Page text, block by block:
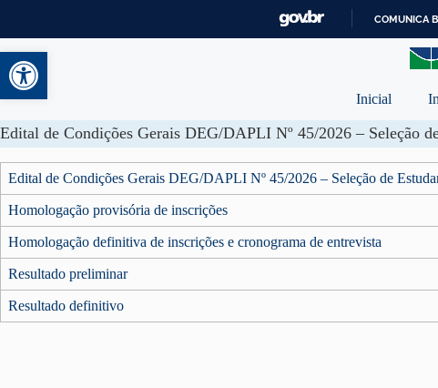
Abrir a barra de ferramentas
COMUNICA
Inicial
Edital de Condições Gerais DEG/DAPLI Nº 45/2026 – Seleção de
Homologação provisória de inscrições
Homologação definitiva de inscrições e cronograma de entrevista
Resultado preliminar
Resultado definitivo